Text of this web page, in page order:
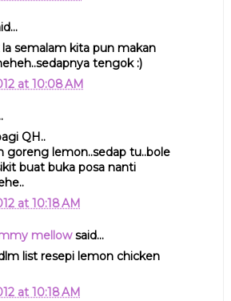
la semalam kita pun makan
tengok :)
at 10:08 AM
QH..
goreng lemon..sedap tu..bole
buat buka posa nanti
at 10:18 AM
mellowsaid...
list resepi lemon chicken
at 10:18 AM